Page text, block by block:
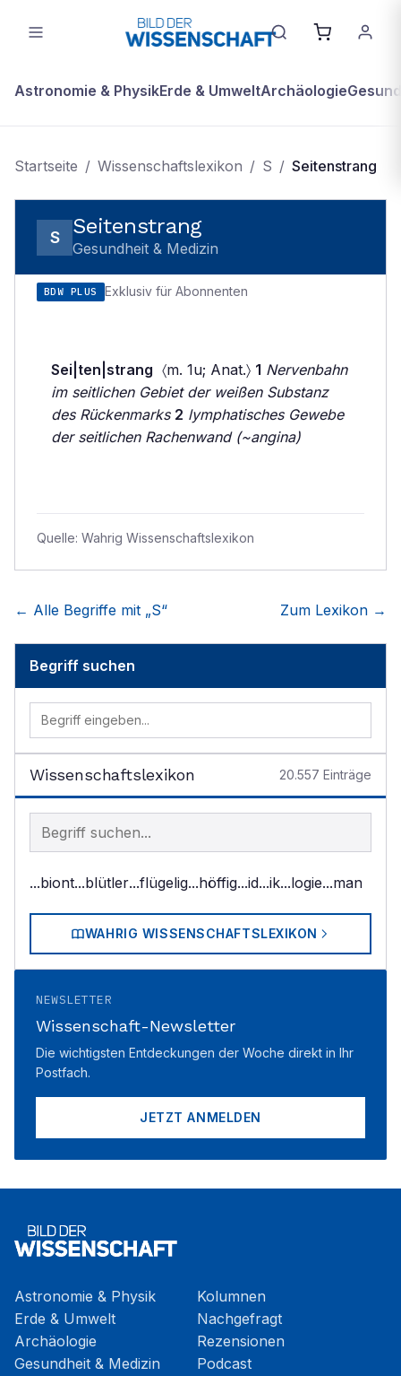
Astronomie & PhysikErde & UmweltArchäologie
Startseite / Wissenschaftslexikon / S / Seitenstrang
S Seitenstrang
Gesundheit & Medizin
BDW PLUS Exklusiv für Abonnenten
Sei|ten|strang 〈m. 1u; Anat.〉 1 Nervenbahn
im seitlichen Gebiet der weißen Substanz
des Rückenmarks 2 lymphatisches Gewebe
der seitlichen Rachenwand (~angina)
Quelle: Wahrig Wissenschaftslexikon
← Alle Begriffe mit „S“ Zum Lexikon →
Begriff suchen
Wissenschaftslexikon 20.557 Einträge
Begriff im Lexikon suchen
...biont...blütler...flügelig...höffig...id...ik...logie...man
WAHRIG WISSENSCHAFTSLEXIKON
NEWSLETTER
Wissenschaft-Newsletter
Die wichtigsten Entdeckungen der Woche direkt in Ihr
Postfach.
JETZT ANMELDEN
Astronomie & Physik
Erde & Umwelt
Archäologie
Gesundheit & Medizin
Kolumnen
Nachgefragt
Rezensionen
Podcast